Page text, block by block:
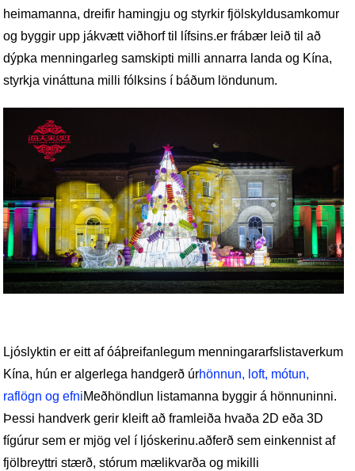
heimamanna, dreifir hamingju og styrkir fjölskyldusamkomur
og byggir upp jákvætt viðhorf til lífsins.er frábær leið til að
dýpka menningarleg samskipti milli annarra landa og Kína,
styrkja vináttuna milli fólksins í báðum löndunum.
Ljóslyktin er eitt af óáþreifanlegum menningararfslistaverkum
Kína, hún er algerlega handgerð úrhönnun, loft, mótun,
raflögn og efniMeðhöndlun listamanna byggir á hönnuninni.
Þessi handverk gerir kleift að framleiða hvaða 2D eða 3D
fígúrur sem er mjög vel í ljóskerinu.aðferð sem einkennist af
fjölbreyttri stærð, stórum mælikvarða og mikilli